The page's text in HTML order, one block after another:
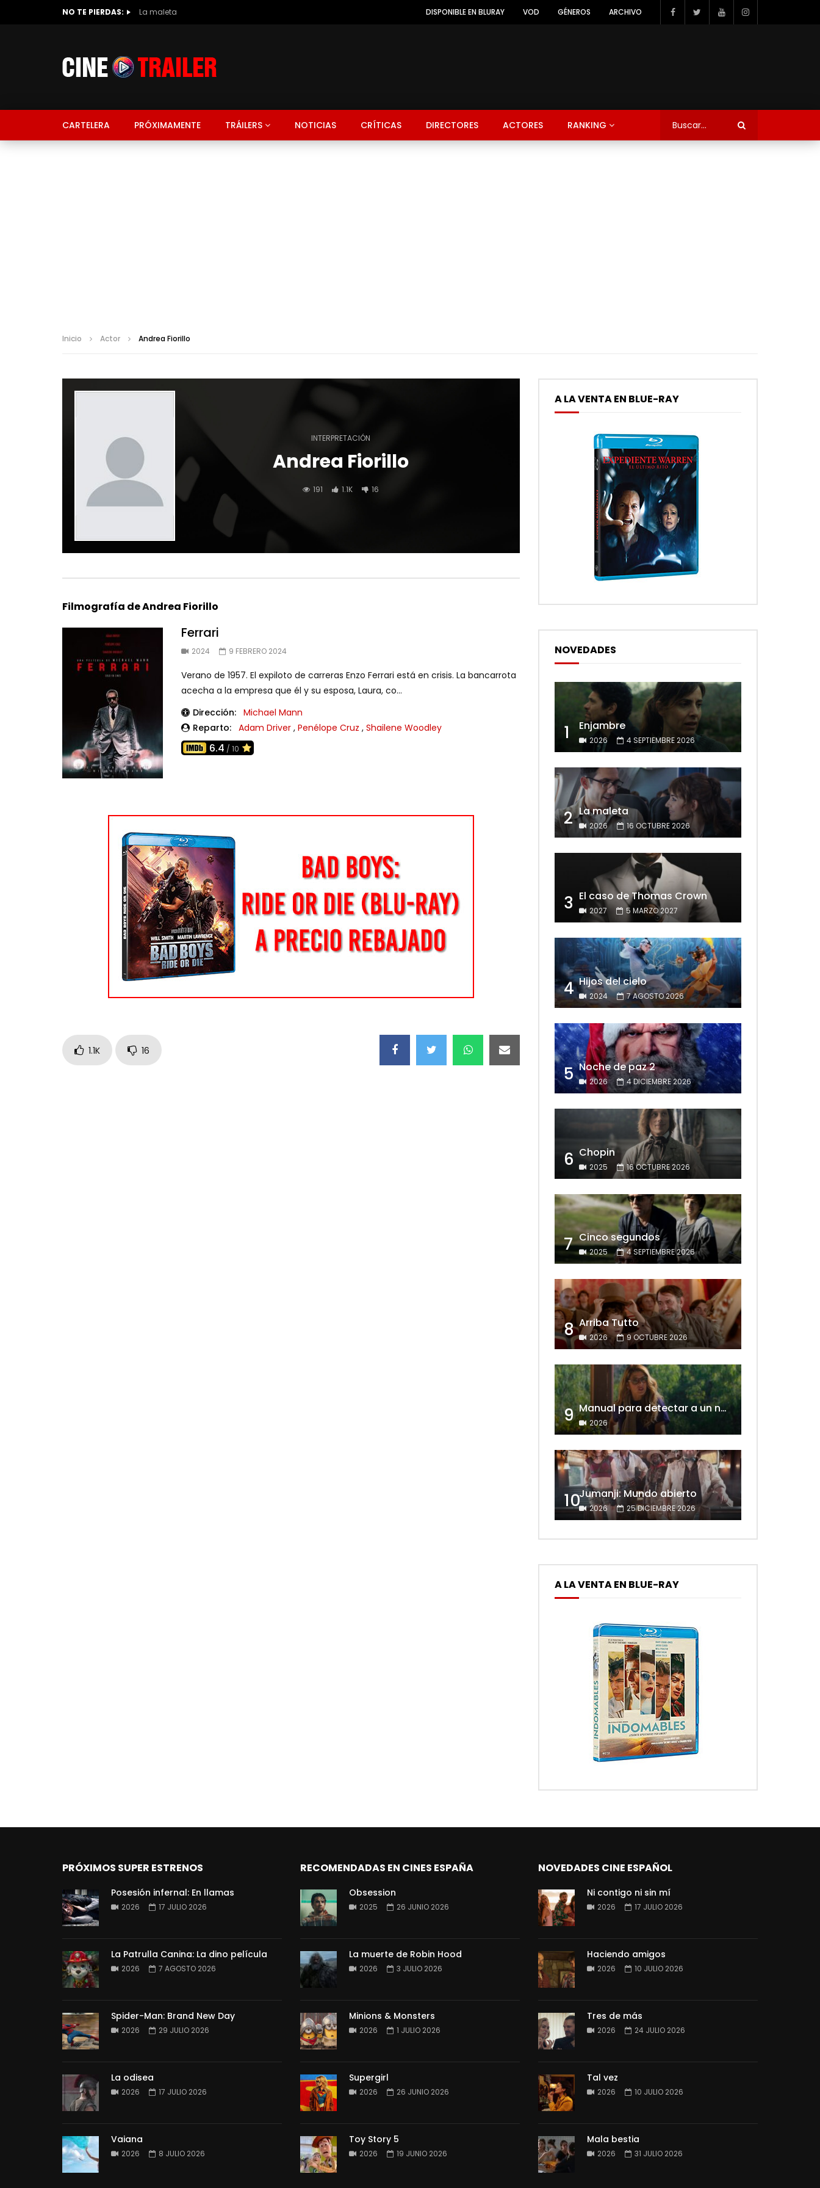
NO TE PIERDAS: La maleta DISPONIBLE EN BLURAY VOD GÉNEROS ARCHIVO
CARTELERA PRÓXIMAMENTE TRÁILERS NOTICIAS CRÍTICAS DIRECTORES ACTORES RANKING
Inicio Actor Andrea Fiorillo
INTERPRETACIÓN
Andrea Fiorillo
191 1.1K 16
Filmografía de Andrea Fiorillo
Ferrari
2024 9 FEBRERO 2024
Verano de 1957. El expiloto de carreras Enzo Ferrari está en crisis. La bancarrota
acecha a la empresa que él y su esposa, Laura, co...
Dirección: Michael Mann
Reparto: Adam Driver , Penélope Cruz , Shailene Woodley
6.4 / 10
1.1K 16
A LA VENTA EN BLUE-RAY
NOVEDADES
1 Enjambre
2026 4 SEPTIEMBRE 2026
2 La maleta
2026 16 OCTUBRE 2026
3 El caso de Thomas Crown
2027 5 MARZO 2027
4 Hijos del cielo
2024 7 AGOSTO 2026
5 Noche de paz 2
2026 4 DICIEMBRE 2026
6 Chopin
2025 16 OCTUBRE 2026
7 Cinco segundos
2025 4 SEPTIEMBRE 2026
8 Arriba Tutto
2026 9 OCTUBRE 2026
9 Manual para detectar a un narcisista
2026
10Jumanji: Mundo abierto
2026 25 DICIEMBRE 2026
A LA VENTA EN BLUE-RAY
PRÓXIMOS SUPER ESTRENOS
Posesión infernal: En llamas
2026 17 JULIO 2026
La Patrulla Canina: La dino película
2026 7 AGOSTO 2026
Spider-Man: Brand New Day
2026 29 JULIO 2026
La odisea
2026 17 JULIO 2026
Vaiana
2026 8 JULIO 2026
RECOMENDADAS EN CINES ESPAÑA
Obsession
2025 26 JUNIO 2026
La muerte de Robin Hood
2026 3 JULIO 2026
Minions & Monsters
2026 1 JULIO 2026
Supergirl
2026 26 JUNIO 2026
Toy Story 5
2026 19 JUNIO 2026
NOVEDADES CINE ESPAÑOL
Ni contigo ni sin mí
2026 17 JULIO 2026
Haciendo amigos
2026 10 JULIO 2026
Tres de más
2026 24 JULIO 2026
Tal vez
2026 10 JULIO 2026
Mala bestia
2026 31 JULIO 2026